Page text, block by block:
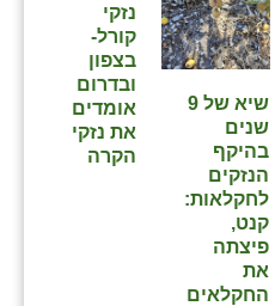
נזקי
קורל-
בצפון
ובדרום
אומדים
את נזקי
הקרה
שיא של 9
שנים
בהיקף
הנזקים
לחקלאות:
קנט,
פיצתה
את
החקלאים